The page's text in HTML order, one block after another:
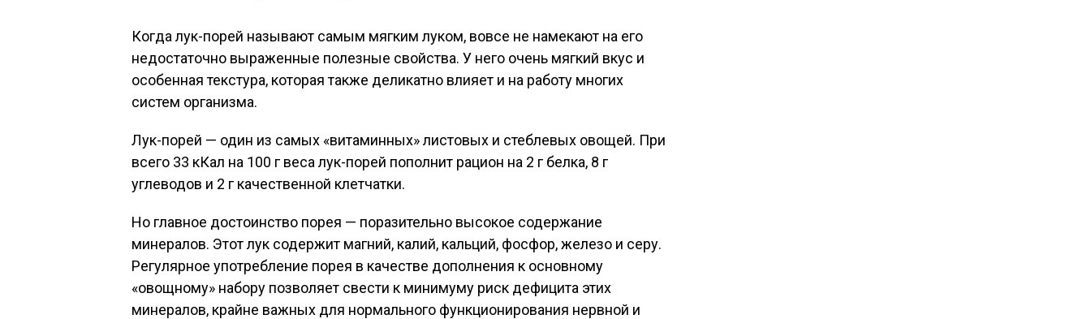
Когда лук-порей называют самым мягким луком, вовсе не намекают на его
недостаточно выраженные полезные свойства. У него очень мягкий вкус и
особенная текстура, которая также деликатно влияет и на работу многих
систем организма.
Лук-порей — один из самых «витаминных» листовых и стеблевых овощей. При
всего 33 кКал на 100 г веса лук-порей пополнит рацион на 2 г белка, 8 г
углеводов и 2 г качественной клетчатки.
Но главное достоинство порея — поразительно высокое содержание
минералов. Этот лук содержит магний, калий, кальций, фосфор, железо и серу.
Регулярное употребление порея в качестве дополнения к основному
«овощному» набору позволяет свести к минимуму риск дефицита этих
минералов, крайне важных для нормального функционирования нервной и